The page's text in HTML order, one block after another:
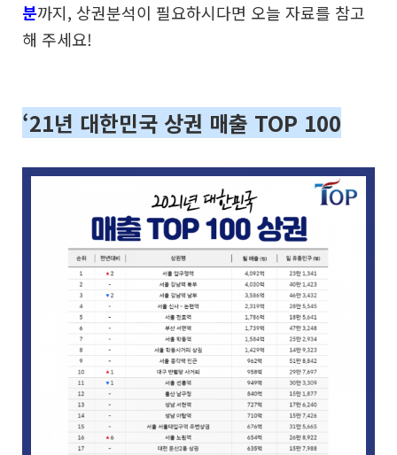
분까지, 상권분석이 필요하시다면 오늘 자료를 참고
해 주세요!
‘21년 대한민국 상권 매출 TOP 100